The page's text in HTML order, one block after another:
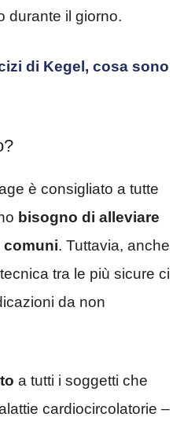
durante il giorno.
di Kegel, cosa sono
è consigliato a tutte
bisogno di alleviare
comuni. Tuttavia, anche
tra le più sicure ci
da non
a tutti i soggetti che
cardiocircolatorie –